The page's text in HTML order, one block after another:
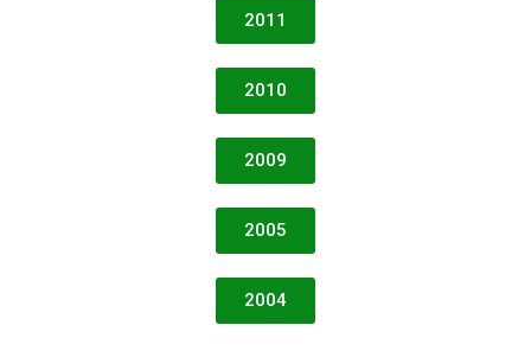
2011
2010
2009
2005
2004